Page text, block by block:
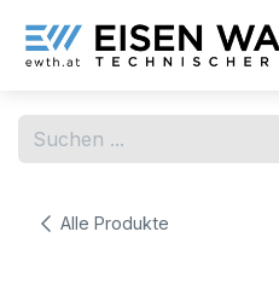
Alle Produkte